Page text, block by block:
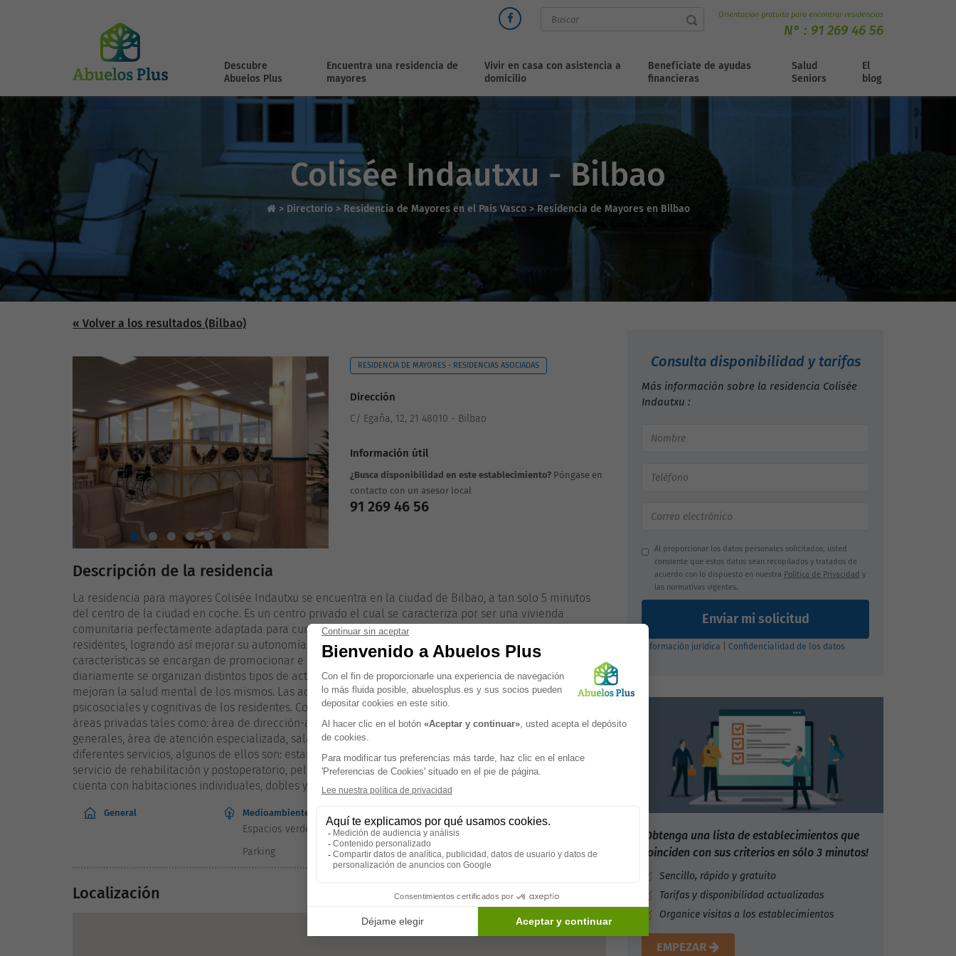
Orientacion gratuita para encontrar residencias
N° : 91 269 46 56
Descubre
Abuelos Plus
Encuentra una residencia de
mayores
Vivir en casa con asistencia a
domicilio
Benefíciate de ayudas
financieras
Salud
Seniors
El
blog
Colisée Indautxu - Bilbao
> Directorio > Residencia de Mayores en el País Vasco > Residencia de Mayores en Bilbao
« Volver a los resultados (Bilbao)
RESIDENCIA DE MAYORES - RESIDENCIAS ASOCIADAS
Dirección
C/ Egaña, 12, 21 48010 - Bilbao
Información útil
¿Busca disponibilidad en este establecimiento? Póngase en
contacto con un asesor local
91 269 46 56
Descripción de la residencia
La residencia para mayores Colisée Indautxu se encuentra en la ciudad de Bilbao, a tan solo 5 minutos
del centro de la ciudad en coche. Es un centro privado el cual se caracteriza por ser una vivienda
comunitaria perfectamente adaptada para cumplir con todas las necesidades de movilidad de los
residentes, logrando así mejorar su autonomía. Las residencias de mayores privadas con estas
características se encargan de promocionar e impulsar la vida social de los ancianos. Por lo tanto
diariamente se organizan distintos tipos de actividades las cuales impulsan la socialización entre ellos y
mejoran la salud mental de los mismos. Las actividades tienen el objetivo de desarrollar las capacidades
psicosociales y cognitivas de los residentes. Colisée Indautxu es una residencia para mayores, cuenta con
áreas privadas tales como: área de dirección-administración, área residencial, área de servicios
generales, área de atención especializada, sala de convivencia, gimnasio y jardín. También brindan
diferentes servicios, algunos de ellos son: estancias diurnas, temporales y permanentes, servicio religioso,
servicio de rehabilitación y postoperatorio, peluquería, fisioterapia y terapia ocupacional. La residencia
cuenta con habitaciones individuales, dobles y baños adaptados para todos sus residentes.
General Medioambiente
Espacios verdes
Parking
Terapia
ocupacional
Biblioteca
Localización
Consulta disponibilidad y tarifas
Más información sobre la residencia Colisée
Indautxu :
Al proporcionar los datos personales solicitados, usted
consiente que estos datos sean recopilados y tratados de
acuerdo con lo dispuesto en nuestra Política de Privacidad y
las normativas vigentes.
Enviar mi solicitud
Información jurídica Confidencialidad de los datos
¡Obtenga una lista de establecimientos que
coinciden con sus criterios en sólo 3 minutos!
Sencillo, rápido y gratuito
Tarifas y disponibilidad actualizadas
Organice visitas a los establecimientos
EMPEZAR